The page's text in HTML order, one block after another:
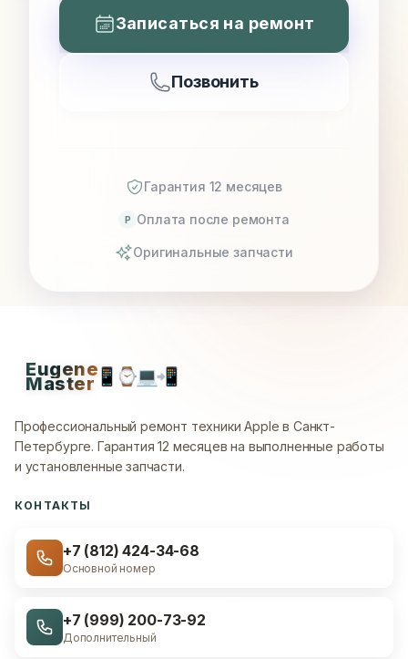
Записаться на ремонт
Позвонить
Гарантия 12 месяцев
P Оплата после ремонта
Оригинальные запчасти
Eugene
Master📱 ⌚💻📲
Профессиональный ремонт техники Apple в Санкт-
Петербурге. Гарантия 12 месяцев на выполненные работы
и установленные запчасти.
КОНТАКТЫ
+7 (812) 424-34-68
Основной номер
+7 (999) 200-73-92
Дополнительный